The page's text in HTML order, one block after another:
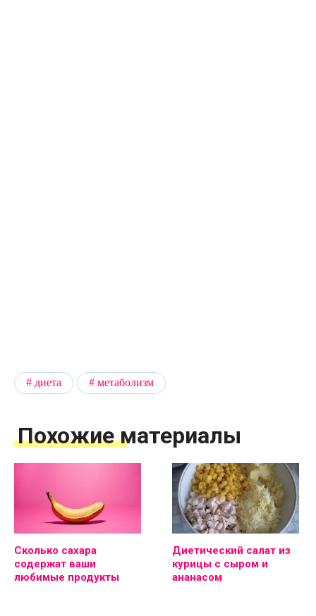
диета метаболизм
Похожие материалы
Сколько сахара
содержат ваши
любимые продукты
Диетический салат из
курицы с сыром и
ананасом